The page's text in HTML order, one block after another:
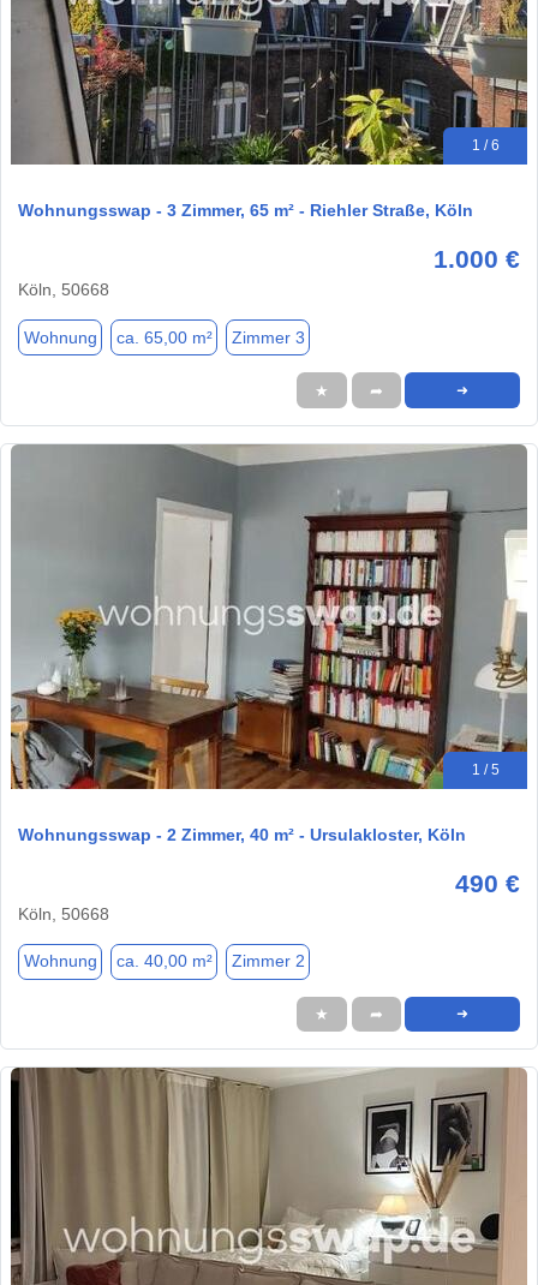
1 / 6
Wohnungsswap - 3 Zimmer, 65 m² - Riehler Straße, Köln
1.000 €
Köln, 50668
Wohnung ca. 65,00 m² Zimmer 3
★ ➦ ➜
1 / 5
Wohnungsswap - 2 Zimmer, 40 m² - Ursulakloster, Köln
490 €
Köln, 50668
Wohnung ca. 40,00 m² Zimmer 2
★ ➦ ➜